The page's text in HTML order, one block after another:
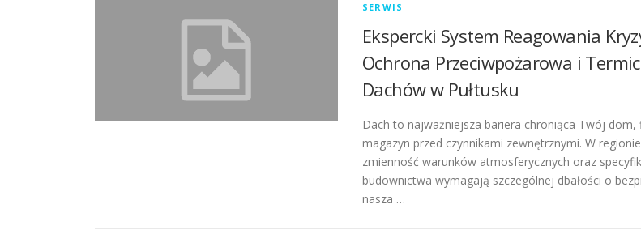
SERWIS
Ekspercki System Reagowania
Ochrona Przeciwpożarowa i
Dachów w Pułtusku
Dach to najważniejsza bariera chroniąca Twój dom,
magazyn przed czynnikami zewnętrznymi. W
zmienność warunków atmosferycznych oraz
budownictwa wymagają szczególnej dbałości o
nasza …